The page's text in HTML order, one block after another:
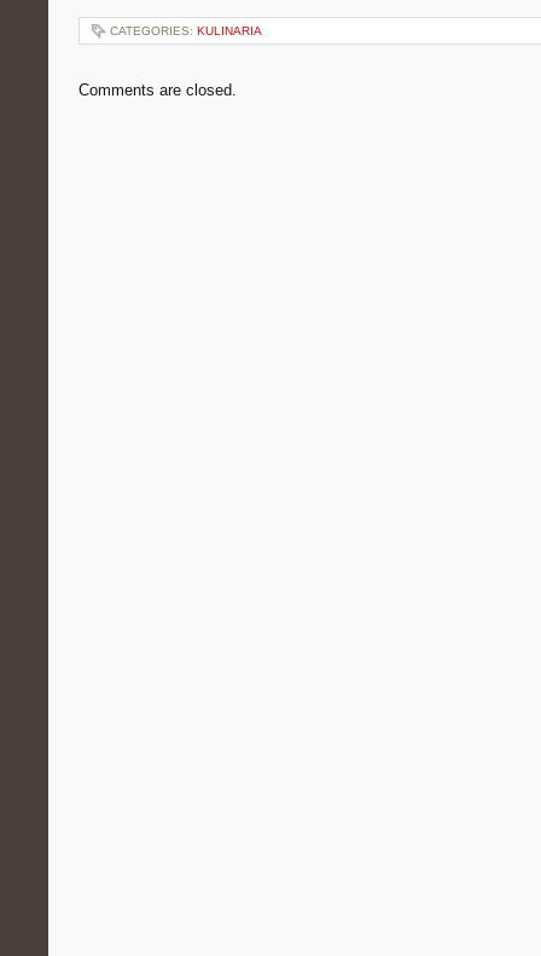
CATEGORIES: KULINARIA
Comments are closed.